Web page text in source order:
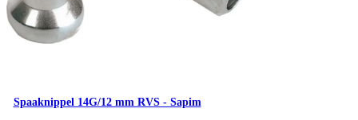
Spaaknippel 14G/12 mm RVS - Sapim